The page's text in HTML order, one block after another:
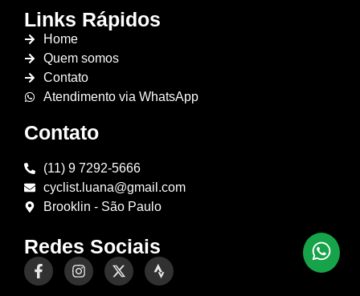
Links Rápidos
Home
Quem somos
Contato
Atendimento via WhatsApp
Contato
(11) 9 7292-5666
cyclist.luana@gmail.com
Brooklin - São Paulo
Redes Sociais